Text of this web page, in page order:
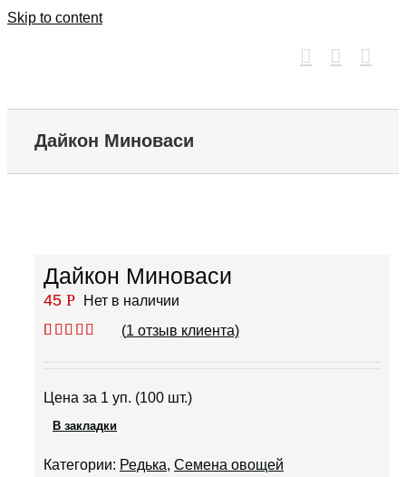
Skip to content
Дайкон Миноваси
Дайкон Миноваси
45 Р Нет в наличии
опроса
пользователя
(1 отзыв клиента)
Цена за 1 уп. (100 шт.)
В закладки
Категории: Редька, Семена овощей